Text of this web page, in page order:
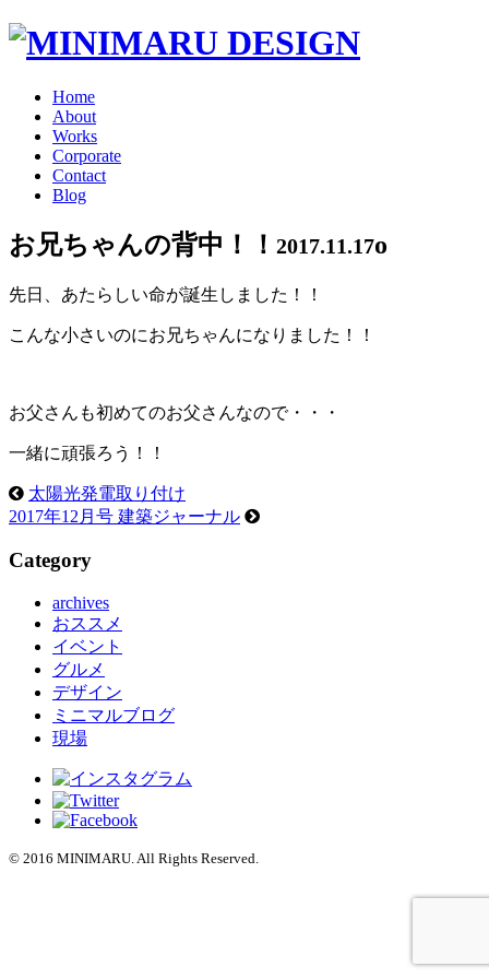
Home
About
Works
Corporate
Contact
Blog
お兄ちゃんの背中！！ 2017.11.17o
先日、あたらしい命が誕生しました！！
こんな小さいのにお兄ちゃんになりました！！
お父さんも初めてのお父さんなので・・・
一緒に頑張ろう！！
太陽光発電取り付け
2017年12月号 建築ジャーナル
Category
archives
おススメ
イベント
グルメ
デザイン
ミニマルブログ
現場
© 2016 MINIMARU. All Rights Reserved.